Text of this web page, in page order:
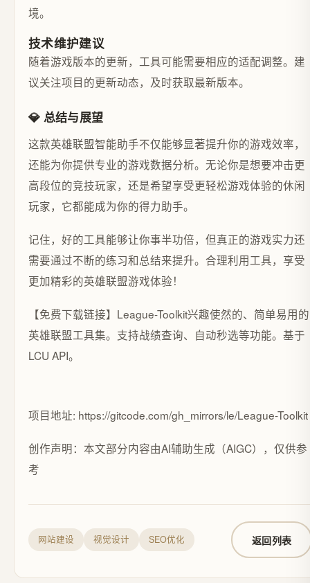
境。
技术维护建议
随着游戏版本的更新，工具可能需要相应的适配调整。建
议关注项目的更新动态，及时获取最新版本。
💎 总结与展望
这款英雄联盟智能助手不仅能够显著提升你的游戏效率，
还能为你提供专业的游戏数据分析。无论你是想要冲击更
高段位的竞技玩家，还是希望享受更轻松游戏体验的休闲
玩家，它都能成为你的得力助手。
记住，好的工具能够让你事半功倍，但真正的游戏实力还
需要通过不断的练习和总结来提升。合理利用工具，享受
更加精彩的英雄联盟游戏体验！
【免费下载链接】League-Toolkit兴趣使然的、简单易用的
英雄联盟工具集。支持战绩查询、自动秒选等功能。基于
LCU API。
项目地址: https://gitcode.com/gh_mirrors/le/League-Toolkit
创作声明：本文部分内容由AI辅助生成（AIGC），仅供参
考
网站建设 视觉设计 SEO优化 返回列表